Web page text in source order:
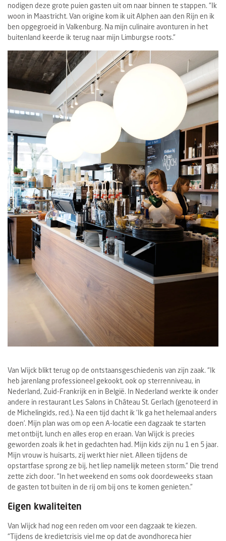
nodigen deze grote puien gasten uit om naar binnen te stappen. “Ik
woon in Maastricht. Van origine kom ik uit Alphen aan den Rijn en ik
ben opgegroeid in Valkenburg. Na mijn culinaire avonturen in het
buitenland keerde ik terug naar mijn Limburgse roots.”
Van Wijck blikt terug op de ontstaansgeschiedenis van zijn zaak. “Ik
heb jarenlang professioneel gekookt, ook op sterrenniveau, in
Nederland, Zuid-Frankrijk en in België. In Nederland werkte ik onder
andere in restaurant Les Salons in Château St. Gerlach (genoteerd in
de Michelingids, red.). Na een tijd dacht ik ‘Ik ga het helemaal anders
doen’. Mijn plan was om op een A-locatie een dagzaak te starten
met ontbijt, lunch en alles erop en eraan. Van Wijck is precies
geworden zoals ik het in gedachten had. Mijn kids zijn nu 1 en 5 jaar.
Mijn vrouw is huisarts, zij werkt hier niet. Alleen tijdens de
opstartfase sprong ze bij, het liep namelijk meteen storm.” Die trend
zette zich door. “In het weekend en soms ook doordeweeks staan
de gasten tot buiten in de rij om bij ons te komen genieten.”
Eigen kwaliteiten
Van Wijck had nog een reden om voor een dagzaak te kiezen.
“Tijdens de kredietcrisis viel me op dat de avondhoreca hier